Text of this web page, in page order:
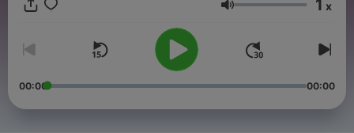
Volume 1 x
00:00 00:00